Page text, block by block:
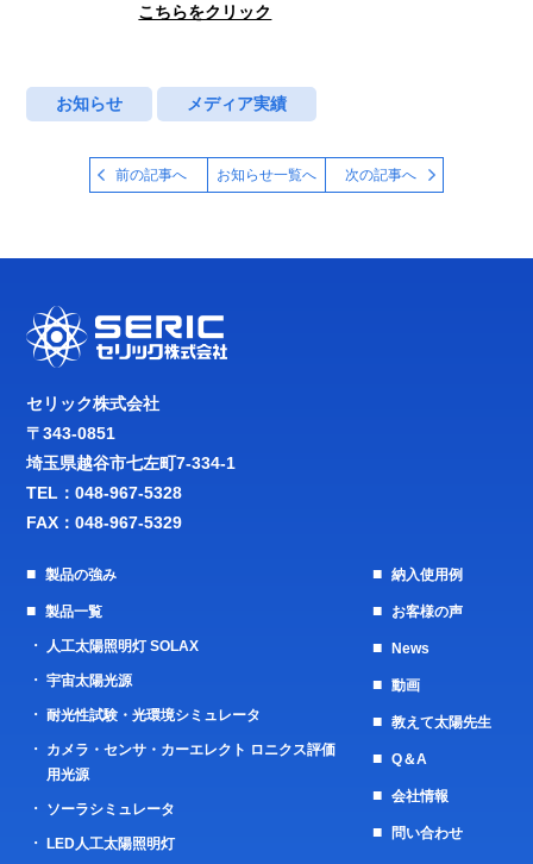
こちらをクリック
お知らせ メディア実績
前の記事へ お知らせ一覧へ 次の記事へ
セリック株式会社
〒343-0851
埼玉県越谷市七左町7-334-1
TEL：048-967-5328
FAX：048-967-5329
製品の強み
製品一覧
人工太陽照明灯 SOLAX
宇宙太陽光源
耐光性試験・光環境シミュレータ
カメラ・センサ・カーエレクト ロニクス評価
用光源
ソーラシミュレータ
LED人工太陽照明灯
納入使用例
お客様の声
News
動画
教えて太陽先生
Q＆A
会社情報
問い合わせ